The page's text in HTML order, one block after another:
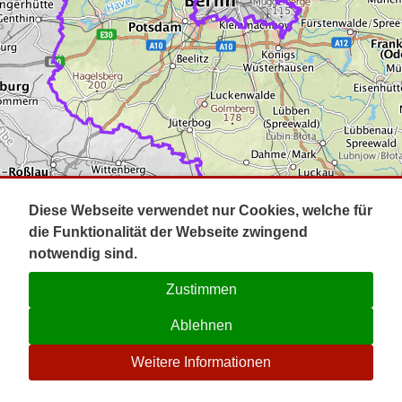
Impressum
Kontakt
☉
Diese Webseite verwendet nur Cookies, welche für
die Funktionalität der Webseite zwingend
notwendig sind.
Zustimmen
Ablehnen
Weitere Informationen